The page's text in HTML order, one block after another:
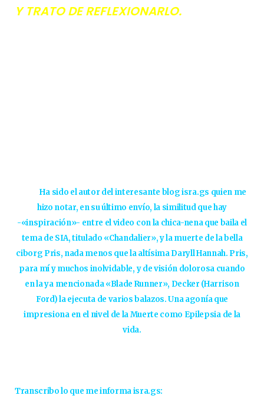
Y TRATO DE REFLEXIONARLO.
Ha sido el autor del interesante blog isra.gs quien me
hizo notar, en su último envío, la similitud que hay
-«inspiración»- entre el video con la chica-nena que baila el
tema de SIA, titulado «Chandalier», y la muerte de la bella
ciborg Pris, nada menos que la altísima Daryll Hannah. Pris,
para mí y muchos inolvidable, y de visión dolorosa cuando
en la ya mencionada «Blade Runner», Decker (Harrison
Ford) la ejecuta de varios balazos. Una agonía que
impresiona en el nivel de la Muerte como Epilepsia de la
vida.
Transcribo lo que me informa isra.gs: